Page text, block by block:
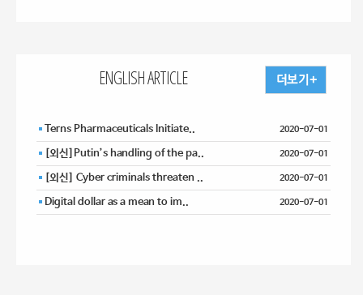
ENGLISH ARTICLE
Terns Pharmaceuticals Initiate.. 2020-07-01
[외신]Putin’s handling of the pa.. 2020-07-01
[외신] Cyber criminals threaten .. 2020-07-01
Digital dollar as a mean to im.. 2020-07-01